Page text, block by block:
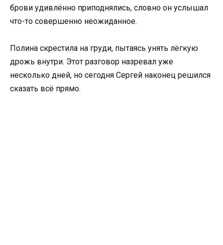
брови удивлённо приподнялись, словно он услышал
что-то совершенно неожиданное.
Полина скрестила на груди, пытаясь унять лёгкую
дрожь внутри. Этот разговор назревал уже
несколько дней, но сегодня Сергей наконец решился
сказать всё прямо.